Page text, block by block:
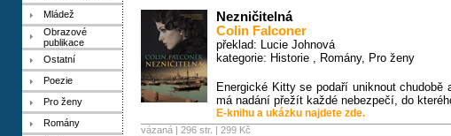
Mládež
Obrazové
publikace
Ostatní
Poezie
Pro ženy
Romány
Nezničitelná
Colin Falconer
překlad: Lucie Johnová
kategorie: Historie , Romány, Pro ženy
Energické Kitty se podaří uniknout
má nadání přežít každé nebezpečí, do
E-knihu a ukázku najdete zde.
vázaná | 296 str. | 299 Kč